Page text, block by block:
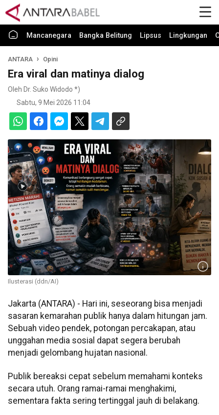
Mancanegara Bangka Belitung Lipsus Lingkungan
ANTARA Opini
Era viral dan matinya dialog
Oleh Dr. Suko Widodo *)
Sabtu, 9 Mei 2026 11:04
Ilusterasi (ddn/AI)
Jakarta (ANTARA) - Hari ini, seseorang bisa menjadi
sasaran kemarahan publik hanya dalam hitungan jam.
Sebuah video pendek, potongan percakapan, atau
unggahan media sosial dapat segera berubah
menjadi gelombang hujatan nasional.
Publik bereaksi cepat sebelum memahami konteks
secara utuh. Orang ramai-ramai menghakimi,
sementara fakta sering tertinggal jauh di belakang.